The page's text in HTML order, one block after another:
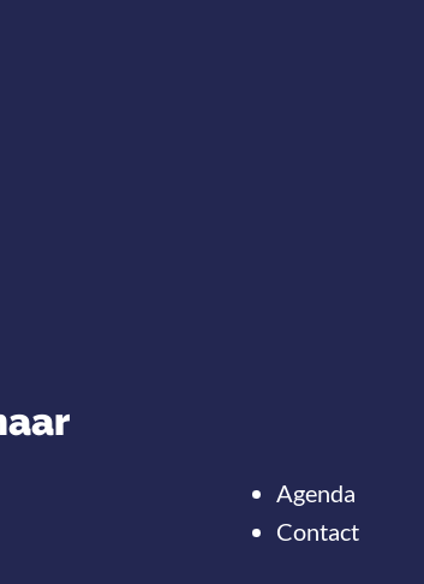
Agenda
Contact